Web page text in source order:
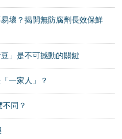
壞？揭開無防腐劑長效保鮮
」是不可撼動的關鍵
一家人」？
同？